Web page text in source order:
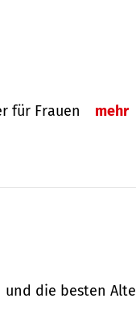
für Frauen mehr
und die besten